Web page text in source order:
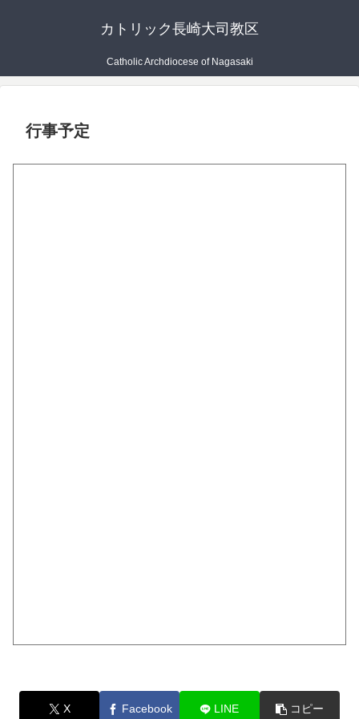
カトリック長崎大司教区
Catholic Archdiocese of Nagasaki
行事予定
X Facebook LINE コピー